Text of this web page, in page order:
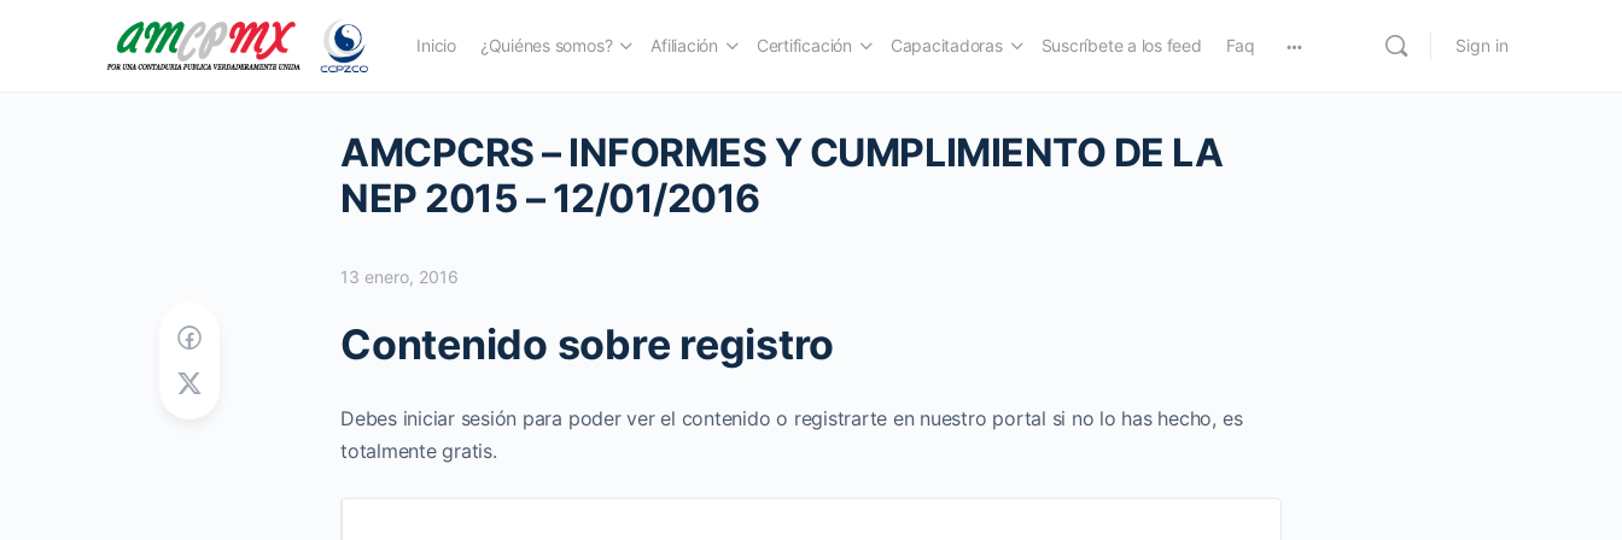
Inicio ¿Quiénes somos? Afiliación Certificación Capacitadoras Suscríbete a los feed Faq Sign in
AMCPCRS – INFORMES Y CUMPLIMIENTO DE LA
NEP 2015 – 12/01/2016
13 enero, 2016
Contenido sobre registro
Debes iniciar sesión para poder ver el contenido o registrarte en nuestro portal si no lo has hecho, es
totalmente gratis.